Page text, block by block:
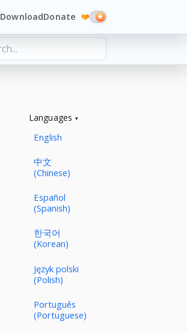
DownloadDonate ❤️
Languages
English
中文
(Chinese)
Español
(Spanish)
한국어
(Korean)
Język polski
(Polish)
Português
(Portuguese)